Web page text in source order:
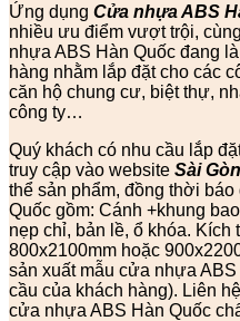
Ứng dụng Cửa nhựa ABS
nhiều ưu điểm vượt trội,
nhựa ABS Hàn Quốc đang
hàng nhằm lắp đặt cho các
căn hộ chung cư, biệt thự,
công ty…
Quý khách có nhu cầu lắp
truy cập vào website Sài
thể sản phẩm, đồng thời
Quốc gồm: Cánh +khung
nẹp chỉ, bản lề, ổ khóa.
800x2100mm hoặc
sản xuất mẫu cửa nhựa
cầu của khách hàng). Liên
cửa nhựa ABS Hàn Quốc